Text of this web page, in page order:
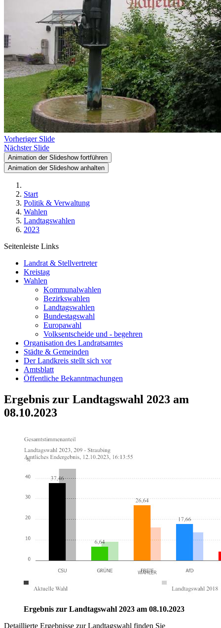
Vorheriger Slide
Nächster Slide
Animation der Slideshow fortführen
Animation der Slideshow anhalten
Start
Politik & Verwaltung
Wahlen
Landtagswahlen
2023
Seitenleiste Links
Landrat & Stellvertreter
Kreistag
Wahlen
Kommunalwahlen
Bezirkswahlen
Landtagswahlen
Bundestagswahl
Europawahl
Volksentscheide und - begehren
Organisation des Landratsamtes
Städte & Gemeinden
Der Landkreis stellt sich vor
Amtsblatt
Öffentliche Bekanntmachungen
Ergebnis zur Landtagswahl 2023 am
08.10.2023
Ergebnis zur Landtagswahl 2023 am 08.10.2023
Detaillierte Ergebnisse zur Landtagswahl finden Sie